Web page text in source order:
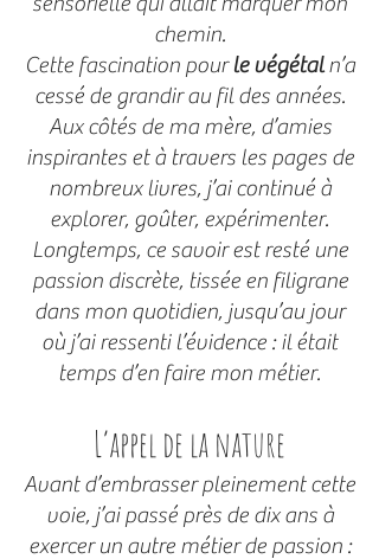
chemin.
Cette fascination pourle végétaln’a
cessé de grandir au fil des années.
Aux côtés de ma mère, d’amies
inspirantes et à travers les pages de
nombreux livres, j’ai continué à
explorer, goûter, expérimenter.
Longtemps, ce savoir est resté une
passion discrète, tissée en filigrane
dans mon quotidien, jusqu’au jour
où j’ai ressenti l’évidence : il était
temps d’en faire mon métier.
L’appel de la nature
Avant d’embrasser pleinement cette
voie, j’ai passé près de dix ans à
exercer un autre métier de passion :